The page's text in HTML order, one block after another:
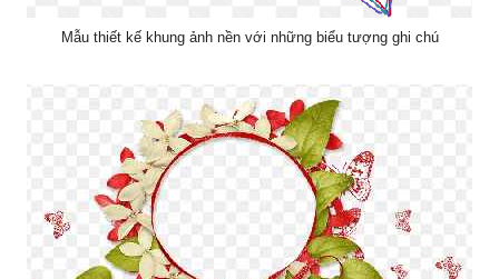
Mẫu thiết kế khung ảnh nền với những biểu tượng ghi chú